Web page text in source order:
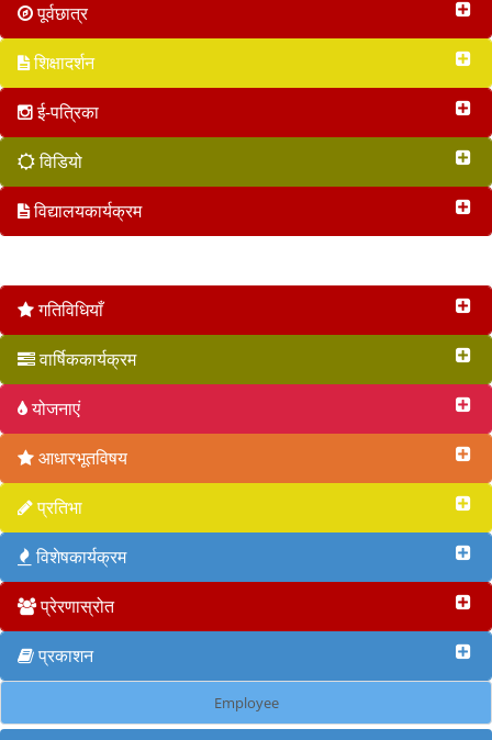
पूर्वछात्र
शिक्षादर्शन
ई-पत्रिका
विडियो
विद्यालयकार्यक्रम
गतिविधियाँ
वार्षिककार्यक्रम
योजनाएं
आधारभूतविषय
प्रतिभा
विशेषकार्यक्रम
प्रेरणास्रोत
प्रकाशन
Employee